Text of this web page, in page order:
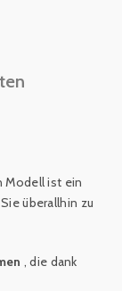
Modellist ein
überallhin zu
, die dank